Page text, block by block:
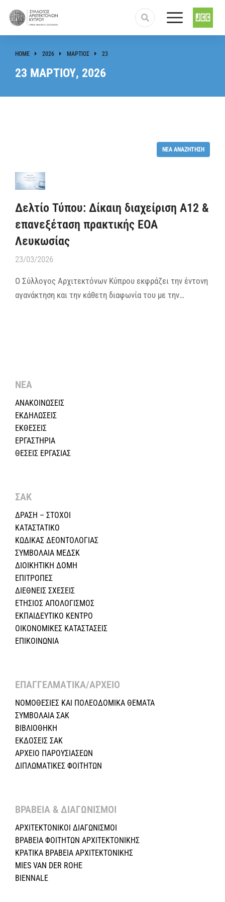
You are here:
HOME 2026 ΜΆΡΤΙΟΣ 23
23 ΜΑΡΤΊΟΥ, 2026
ΝΈΑ ΑΝΑΖΉΤΗΣΗ
Δελτίο Τύπου: Δίκαιη διαχείριση Α12 &
επανεξέταση πρακτικής ΕΟΑ
Λευκωσίας
23/03/2026
Ο Σύλλογος Αρχιτεκτόνων Κύπρου εκφράζει την έντονη
αγανάκτηση και την κάθετη διαφωνία του με την…
ΝΕΑ
ΑΝΑΚΟΙΝΩΣΕΙΣ
ΕΚΔΗΛΩΣΕΙΣ
ΕΚΘΕΣΕΙΣ
ΕΡΓΑΣΤΗΡΙΑ
ΘΕΣΕΙΣ ΕΡΓΑΣΙΑΣ
ΣΑΚ
ΔΡΑΣΗ – ΣΤΟΧΟΙ
ΚΑΤΑΣΤΑΤΙΚΟ
ΚΩΔΙΚΑΣ ΔΕΟΝΤΟΛΟΓΙΑΣ
ΣΥΜΒΟΛΑΙΑ ΜΕΔΣΚ
ΔΙΟΙΚΗΤΙΚΗ ΔΟΜΗ
ΕΠΙΤΡΟΠΕΣ
ΔΙΕΘΝΕΙΣ ΣΧΕΣEIΣ
ΕΤΗΣΙΟΣ ΑΠΟΛΟΓΙΣΜΟΣ
ΕΚΠΑΙΔΕΥΤΙΚΟ ΚΕΝΤΡΟ
ΟΙΚΟΝΟΜΙΚΕΣ ΚΑΤΑΣΤΑΣΕΙΣ
ΕΠΙΚΟΙΝΩΝΙΑ
ΕΠΑΓΓΕΛΜΑΤΙΚΑ/ΑΡΧΕΙΟ ​
ΝΟΜΟΘΕΣΙΕΣ KAI ΠΟΛΕΟΔΟΜΙΚΑ ΘΕΜΑΤΑ
ΣΥΜΒΟΛΑΙΑ ΣΑΚ
ΒΙΒΛΙΟΘΗΚΗ
ΕΚΔΟΣΕΙΣ ΣΑΚ
ΑΡΧΕΙΟ ΠΑΡΟΥΣΙΑΣΕΩΝ
ΔΙΠΛΩΜΑΤΙΚΕΣ ΦΟΙΤΗΤΩΝ
ΒΡΑΒΕΙΑ & ΔΙΑΓΩΝΙΣΜΟΙ ​
ΑΡΧΙΤΕΚΤΟΝΙΚΟΙ ΔΙΑΓΩΝΙΣΜΟΙ
ΒΡΑΒΕΙΑ ΦΟΙΤΗΤΩΝ ΑΡΧΙΤΕΚΤΟΝΙΚΗΣ
ΚΡΑΤΙΚΑ ΒΡΑΒΕΙΑ ΑΡΧΙΤΕΚΤΟΝΙΚΗΣ
MIES VAN DER ROHE
BIENNALE